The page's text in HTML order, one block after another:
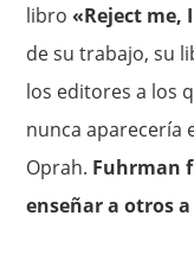
libro«Reject me,
de su trabajo, su
los editores a los
nunca aparecería
Oprah. Fuhrman
enseñar a otros